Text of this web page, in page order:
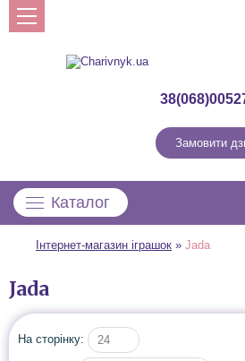
Замовити
Каталог
Інтернет-магазин іграшок » Jada
Jada
На сторінку: 24